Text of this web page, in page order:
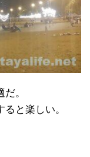
。
と楽しい。